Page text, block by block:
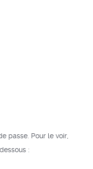
passe. Pour le voir,
: